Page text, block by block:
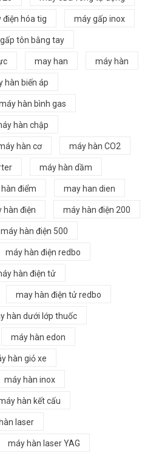
điện hóa tig máy gấp inox
tôn bằng tay
may han máy hàn
hàn biến áp
hàn bình gas
hàn chập
hàn cơ máy hàn CO2
máy hàn dầm
điểm may han dien
hàn điện máy hàn điện 200
máy hàn điện 500
máy hàn điện redbo
hàn điện tử
may hàn điện tử redbo
hàn dưới lớp thuốc
máy hàn edon
hàn giỏ xe
máy hàn inox
hàn kết cấu
laser
máy hàn laser YAG